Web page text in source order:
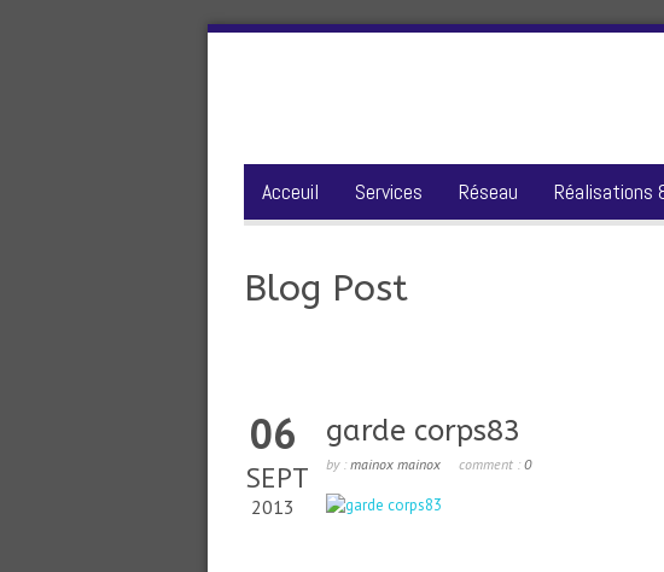
Acceuil Services Réseau Réalisations
Blog Post
06
SEPT
2013
garde corps83
by : mainox mainox comment : 0